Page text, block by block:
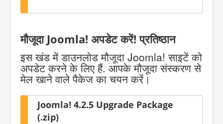
मौजूदा Joomla! अपडेट करें! प्रतिष्ठान
इस खंड में डाउनलोड मौजूदा Joomla! साइटें को
अपडेट करने के लिए हैं. आपके मौजूदा संस्करण से
मेल खाने वाले पैकेज का चयन करें।
Joomla! 4.2.5 Upgrade Package
(.zip)